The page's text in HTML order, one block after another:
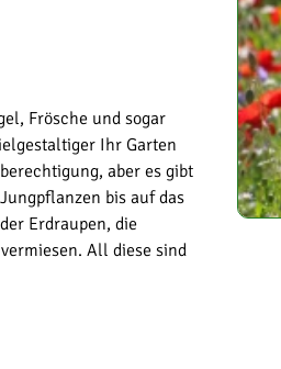
Frösche und sogar
Ihr Garten
aber es gibt
bis auf das
Erdraupen, die
All diese sind